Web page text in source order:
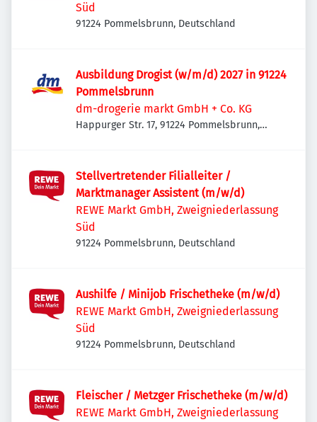
Süd
91224 Pommelsbrunn, Deutschland
Ausbildung Drogist (w/m/d) 2027 in 91224
Pommelsbrunn
dm-drogerie markt GmbH + Co. KG
Happurger Str. 17, 91224 Pommelsbrunn,
Stellvertretender Filialleiter /
Marktmanager Assistent (m/w/d)
REWE Markt GmbH, Zweigniederlassung
Süd
91224 Pommelsbrunn, Deutschland
Aushilfe / Minijob Frischetheke (m/w/d)
REWE Markt GmbH, Zweigniederlassung
Süd
91224 Pommelsbrunn, Deutschland
Fleischer / Metzger Frischetheke (m/w/d)
REWE Markt GmbH, Zweigniederlassung